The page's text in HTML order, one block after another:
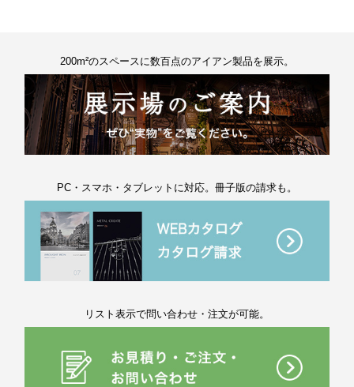
200m²のスペースに数百点のアイアン製品を展示。
PC・スマホ・タブレットに対応。冊子版の請求も。
リスト表示で問い合わせ・注文が可能。